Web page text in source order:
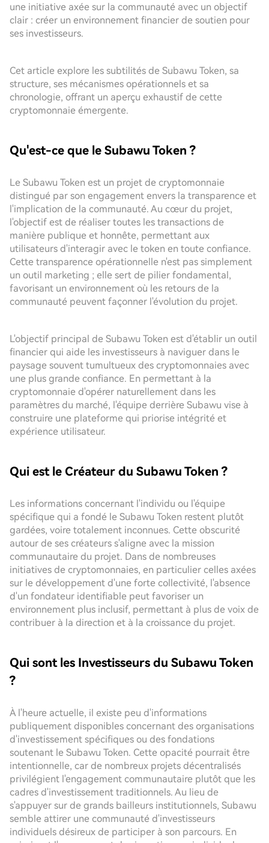
une initiative axée sur la communauté avec un objectif
clair : créer un environnement financier de soutien pour
ses investisseurs.
Cet article explore les subtilités de Subawu Token, sa
structure, ses mécanismes opérationnels et sa
chronologie, offrant un aperçu exhaustif de cette
cryptomonnaie émergente.
Qu'est-ce que le Subawu Token ?
Le Subawu Token est un projet de cryptomonnaie
distingué par son engagement envers la transparence et
l'implication de la communauté. Au cœur du projet,
l'objectif est de réaliser toutes les transactions de
manière publique et honnête, permettant aux
utilisateurs d'interagir avec le token en toute confiance.
Cette transparence opérationnelle n'est pas simplement
un outil marketing ; elle sert de pilier fondamental,
favorisant un environnement où les retours de la
communauté peuvent façonner l'évolution du projet.
L'objectif principal de Subawu Token est d'établir un outil
financier qui aide les investisseurs à naviguer dans le
paysage souvent tumultueux des cryptomonnaies avec
une plus grande confiance. En permettant à la
cryptomonnaie d'opérer naturellement dans les
paramètres du marché, l'équipe derrière Subawu vise à
construire une plateforme qui priorise intégrité et
expérience utilisateur.
Qui est le Créateur du Subawu Token ?
Les informations concernant l'individu ou l'équipe
spécifique qui a fondé le Subawu Token restent plutôt
gardées, voire totalement inconnues. Cette obscurité
autour de ses créateurs s'aligne avec la mission
communautaire du projet. Dans de nombreuses
initiatives de cryptomonnaies, en particulier celles axées
sur le développement d'une forte collectivité, l'absence
d'un fondateur identifiable peut favoriser un
environnement plus inclusif, permettant à plus de voix de
contribuer à la direction et à la croissance du projet.
Qui sont les Investisseurs du Subawu Token
?
À l'heure actuelle, il existe peu d'informations
publiquement disponibles concernant des organisations
d'investissement spécifiques ou des fondations
soutenant le Subawu Token. Cette opacité pourrait être
intentionnelle, car de nombreux projets décentralisés
privilégient l'engagement communautaire plutôt que les
cadres d'investissement traditionnels. Au lieu de
s'appuyer sur de grands bailleurs institutionnels, Subawu
semble attirer une communauté d'investisseurs
individuels désireux de participer à son parcours. En